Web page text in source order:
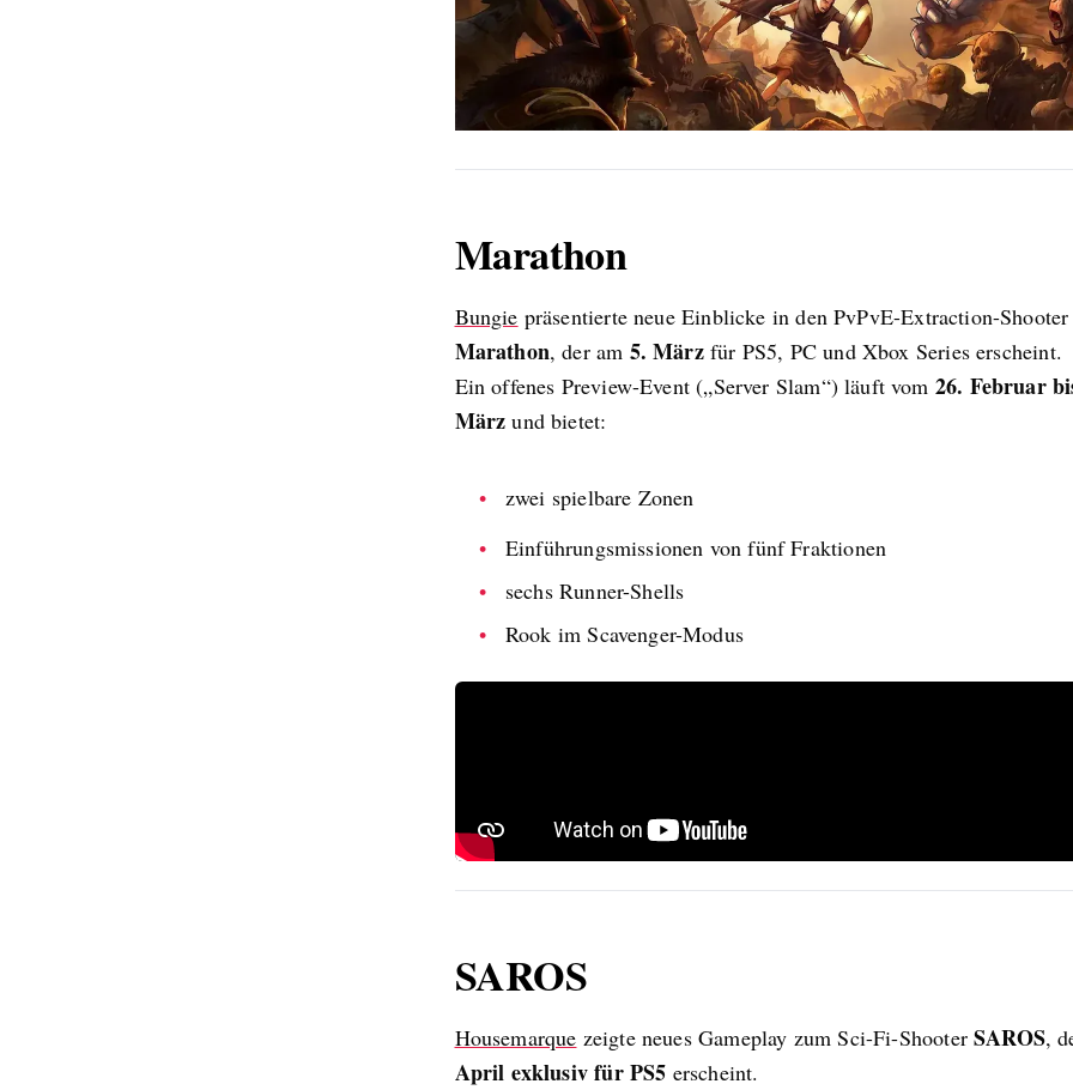
Marathon
Bungie präsentierte neue Einblicke in den PvPvE-Extraction-Shooter
Marathon, der am 5. Märzfür PS5, PC und Xbox Series erscheint.
Ein offenes Preview-Event („Server Slam“) läuft vom 26. Februar
März und bietet:
zwei spielbare Zonen
Einführungsmissionen von fünf Fraktionen
sechs Runner-Shells
Rook im Scavenger-Modus
SAROS
Housemarque zeigte neues Gameplay zum Sci-Fi-ShooterSAROS,
April exklusiv für PS5 erscheint.